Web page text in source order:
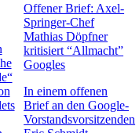
Offener Brief: Axel-
Springer-Chef
Mathias Döpfner
kritisiert “Allmacht”
Googles
In einem offenen
Brief an den Google-
Vorstandsvorsitzenden